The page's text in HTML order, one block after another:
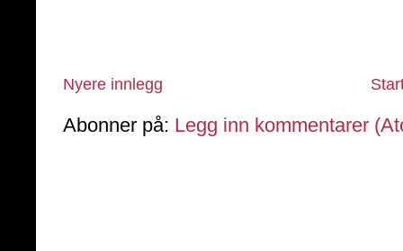
Nyere innlegg
Abonner på: Legg inn kommentarer